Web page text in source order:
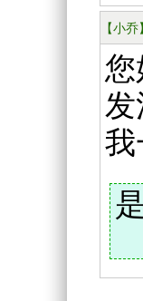
【小